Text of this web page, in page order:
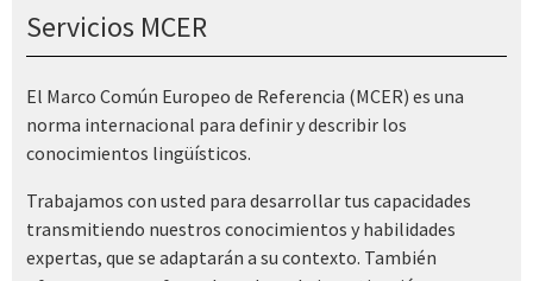
Servicios MCER
El Marco Común Europeo de Referencia (MCER) es una
norma internacional para definir y describir los
conocimientos lingüísticos.
Trabajamos con usted para desarrollar tus capacidades
transmitiendo nuestros conocimientos y habilidades
expertas, que se adaptarán a su contexto. También